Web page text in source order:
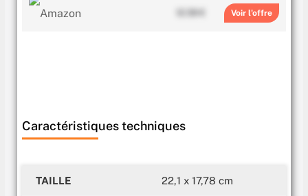
Voir
Caractéristiques techniques
TAILLE 22,1 x 17,78 cm